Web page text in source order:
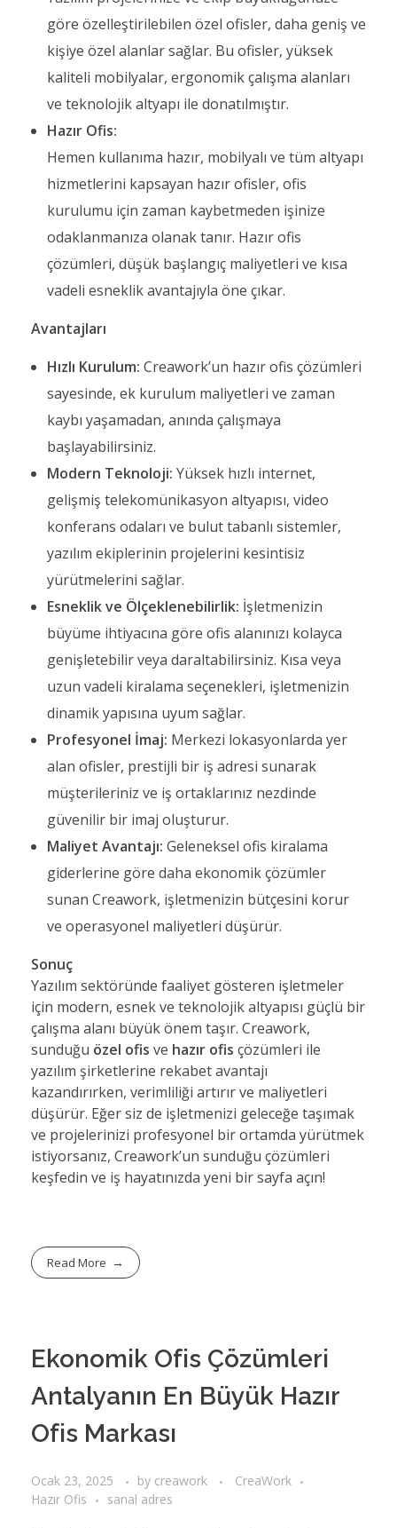
göre özelleştirilebilen özel ofisler, daha geniş ve
kişiye özel alanlar sağlar. Bu ofisler, yüksek
kaliteli mobilyalar, ergonomik çalışma alanları
ve teknolojik altyapı ile donatılmıştır.
Hazır Ofis:
Hemen kullanıma hazır, mobilyalı ve tüm altyapı
hizmetlerini kapsayan hazır ofisler, ofis
kurulumu için zaman kaybetmeden işinize
odaklanmanıza olanak tanır. Hazır ofis
çözümleri, düşük başlangıç maliyetleri ve kısa
vadeli esneklik avantajıyla öne çıkar.
Avantajları
Hızlı Kurulum: Creawork’un hazır ofis çözümleri
sayesinde, ek kurulum maliyetleri ve zaman
kaybı yaşamadan, anında çalışmaya
başlayabilirsiniz.
Modern Teknoloji: Yüksek hızlı internet,
gelişmiş telekomünikasyon altyapısı, video
konferans odaları ve bulut tabanlı sistemler,
yazılım ekiplerinin projelerini kesintisiz
yürütmelerini sağlar.
Esneklik ve Ölçeklenebilirlik: İşletmenizin
büyüme ihtiyacına göre ofis alanınızı kolayca
genişletebilir veya daraltabilirsiniz. Kısa veya
uzun vadeli kiralama seçenekleri, işletmenizin
dinamik yapısına uyum sağlar.
Profesyonel İmaj: Merkezi lokasyonlarda yer
alan ofisler, prestijli bir iş adresi sunarak
müşterileriniz ve iş ortaklarınız nezdinde
güvenilir bir imaj oluşturur.
Maliyet Avantajı: Geleneksel ofis kiralama
giderlerine göre daha ekonomik çözümler
sunan Creawork, işletmenizin bütçesini korur
ve operasyonel maliyetleri düşürür.
Sonuç
Yazılım sektöründe faaliyet gösteren işletmeler
için modern, esnek ve teknolojik altyapısı güçlü bir
çalışma alanı büyük önem taşır. Creawork,
sunduğu özel ofis ve hazır ofis çözümleri ile
yazılım şirketlerine rekabet avantajı
kazandırırken, verimliliği artırır ve maliyetleri
düşürür. Eğer siz de işletmenizi geleceğe taşımak
ve projelerinizi profesyonel bir ortamda yürütmek
istiyorsanız, Creawork’un sunduğu çözümleri
keşfedin ve iş hayatınızda yeni bir sayfa açın!
Read More
Ekonomik Ofis Çözümleri
Antalyanın En Büyük Hazır
Ofis Markası
Ocak 23, 2025 by creawork
CreaWork
Hazır Ofis
sanal adres